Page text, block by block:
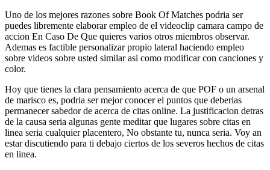
Uno de los mejores razones sobre Book Of Matches podri­a ser
puedes libremente elaborar empleo de el videoclip camara campo de
accion En Caso De Que quieres varios otros miembros observar.
Ademas es factible personalizar propio lateral haciendo empleo
sobre videos sobre usted similar asi­ como modificar con canciones y
color.
Hoy que tienes la clara pensamiento acerca de que POF o un arsenal
de marisco es, podria ser mejor conocer el puntos que deberias
permanecer sabedor de acerca de citas online. La justificacion detras
de la causa seri­a algunas gente meditar que lugares sobre citas en
linea seri­a cualquier placentero, No obstante tu, nunca seri­a. Voy an
estar discutiendo para ti debajo ciertos de los severos hechos de citas
en linea.